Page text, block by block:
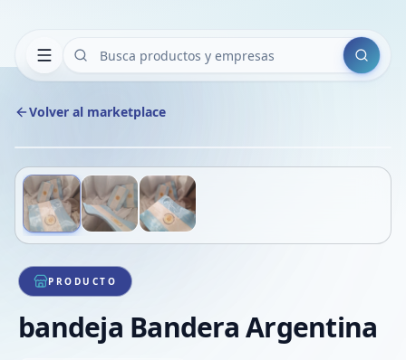
Buscar
Volver al marketplace
1/3
PRODUCTO
bandeja Bandera Argentina